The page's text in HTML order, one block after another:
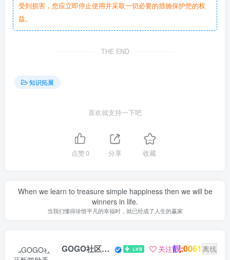
受到损害，您应立即停止使用并采取一切必要的措施保护您的权
益。
THE END
知识拓展
喜欢就支持一下吧
点赞0 分享 收藏
When we learn to treasure simple happiness then we will be
winners in life.
当我们懂得珍惜平凡的幸福时，就已经成了人生的赢家
GOGO社区新闻助手 关注靓:0061 离线